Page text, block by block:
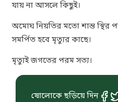
যায় না আসলে কিছুই।
অমোঘ নিয়তির মতো শান্ত স্থির
সমর্পিত হবে মৃত্যুর কাছে।
মৃত্যুই জগতের পরম সত্য।
ষোলোকে ছড়িয়ে দিন